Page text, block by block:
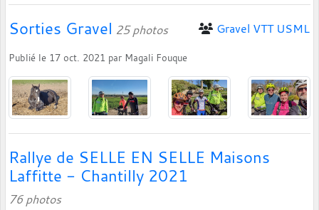
Sorties Gravel 25 photos Gravel VTT USML
Publié le 17 oct. 2021 par Magali Fouque
Rallye de SELLE EN SELLE Maisons
Laffitte - Chantilly 2021
76 photos